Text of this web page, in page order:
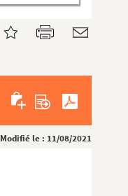
Modifié le : 11/08/2021